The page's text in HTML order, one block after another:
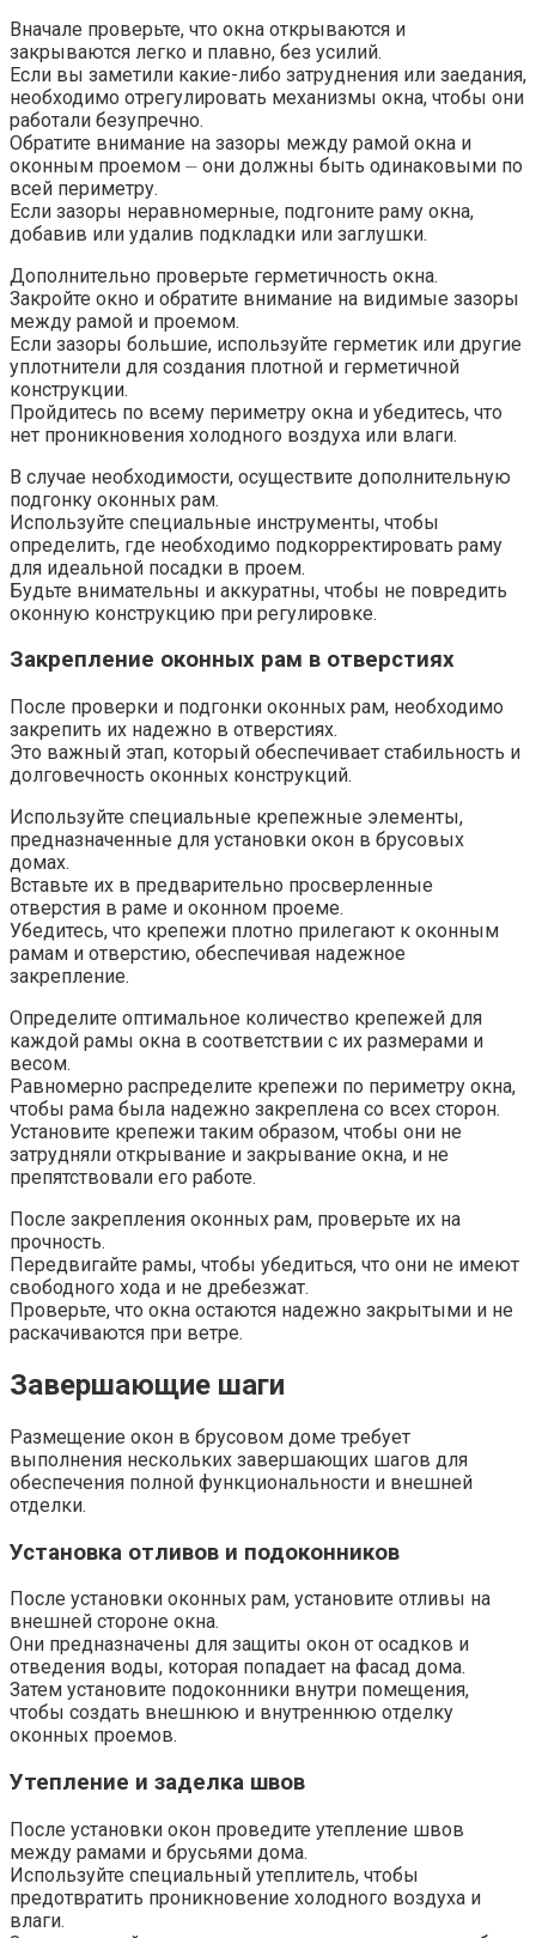
Вначале проверьте, что окна открываются и
закрываются легко и плавно, без усилий.​
Если вы заметили какие-либо затруднения или заедания,
необходимо отрегулировать механизмы окна, чтобы они
работали безупречно.​
Обратите внимание на зазоры между рамой окна и
оконным проемом ⏤ они должны быть одинаковыми по
всей периметру.​
Если зазоры неравномерные, подгоните раму окна,
добавив или удалив подкладки или заглушки.​
Дополнительно проверьте герметичность окна.
Закройте окно и обратите внимание на видимые зазоры
между рамой и проемом.​
Если зазоры большие, используйте герметик или другие
уплотнители для создания плотной и герметичной
конструкции.​
Пройдитесь по всему периметру окна и убедитесь, что
нет проникновения холодного воздуха или влаги.​
В случае необходимости, осуществите дополнительную
подгонку оконных рам.
Используйте специальные инструменты, чтобы
определить, где необходимо подкорректировать раму
для идеальной посадки в проем.​
Будьте внимательны и аккуратны, чтобы не повредить
оконную конструкцию при регулировке.​
Закрепление оконных рам в отверстиях
После проверки и подгонки оконных рам, необходимо
закрепить их надежно в отверстиях.​
Это важный этап, который обеспечивает стабильность и
долговечность оконных конструкций.​
Используйте специальные крепежные элементы,
предназначенные для установки окон в брусовых
домах.
Вставьте их в предварительно просверленные
отверстия в раме и оконном проеме.​
Убедитесь, что крепежи плотно прилегают к оконным
рамам и отверстию, обеспечивая надежное
закрепление.​
Определите оптимальное количество крепежей для
каждой рамы окна в соответствии с их размерами и
весом.​
Равномерно распределите крепежи по периметру окна,
чтобы рама была надежно закреплена со всех сторон.​
Установите крепежи таким образом, чтобы они не
затрудняли открывание и закрывание окна, и не
препятствовали его работе.
После закрепления оконных рам, проверьте их на
прочность.​
Передвигайте рамы, чтобы убедиться, что они не имеют
свободного хода и не дребезжат.​
Проверьте, что окна остаются надежно закрытыми и не
раскачиваются при ветре.​
Завершающие шаги
Размещение окон в брусовом доме требует
выполнения нескольких завершающих шагов для
обеспечения полной функциональности и внешней
отделки.​
Установка отливов и подоконников
После установки оконных рам, установите отливы на
внешней стороне окна.
Они предназначены для защиты окон от осадков и
отведения воды, которая попадает на фасад дома.​
Затем установите подоконники внутри помещения,
чтобы создать внешнюю и внутреннюю отделку
оконных проемов.​
Утепление и заделка швов
После установки окон проведите утепление швов
между рамами и брусьями дома.​
Используйте специальный утеплитель, чтобы
предотвратить проникновение холодного воздуха и
влаги.​